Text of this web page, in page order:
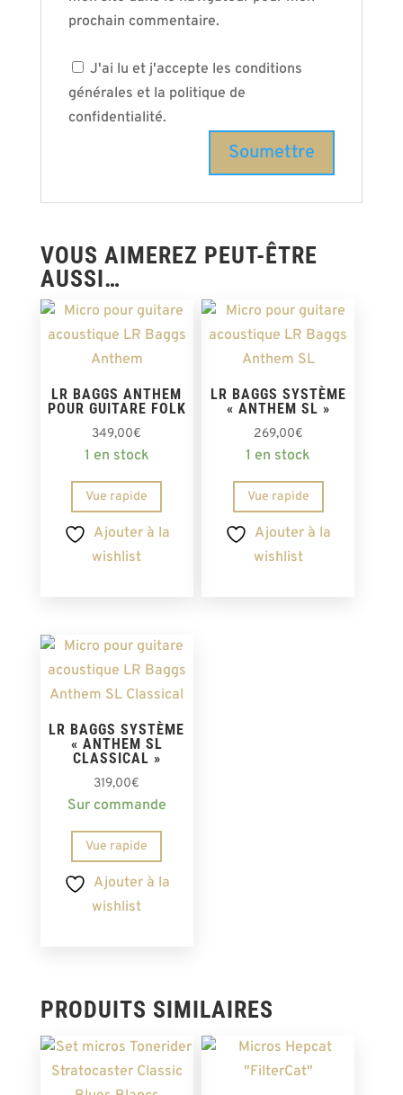
prochain commentaire.
J'ai lu et j'accepte les conditions
générales et la politique de
confidentialité.
VOUS AIMEREZ PEUT-ÊTRE
AUSSI…
LR BAGGS ANTHEM
POUR GUITARE FOLK
349,00€
1 en stock
Vue rapide
Ajouter à la
wishlist
LR BAGGS SYSTÈME
« ANTHEM SL »
269,00€
1 en stock
Vue rapide
Ajouter à la
wishlist
LR BAGGS SYSTÈME
« ANTHEM SL
CLASSICAL »
319,00€
Sur commande
Vue rapide
Ajouter à la
wishlist
PRODUITS SIMILAIRES